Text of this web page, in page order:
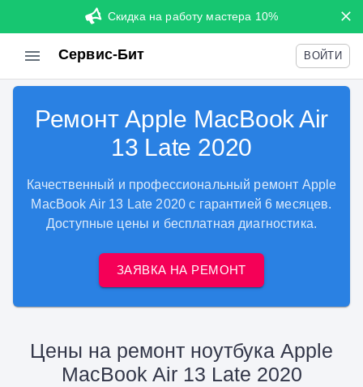
Скидка на работу мастера 10%
Сервис-Бит ВОЙТИ
Ремонт Apple MacBook Air
13 Late 2020
Качественный и профессиональный ремонт Apple
MacBook Air 13 Late 2020 с гарантией 6 месяцев.
Доступные цены и бесплатная диагностика.
ЗАЯВКА НА РЕМОНТ
Цены на ремонт ноутбука Apple
MacBook Air 13 Late 2020